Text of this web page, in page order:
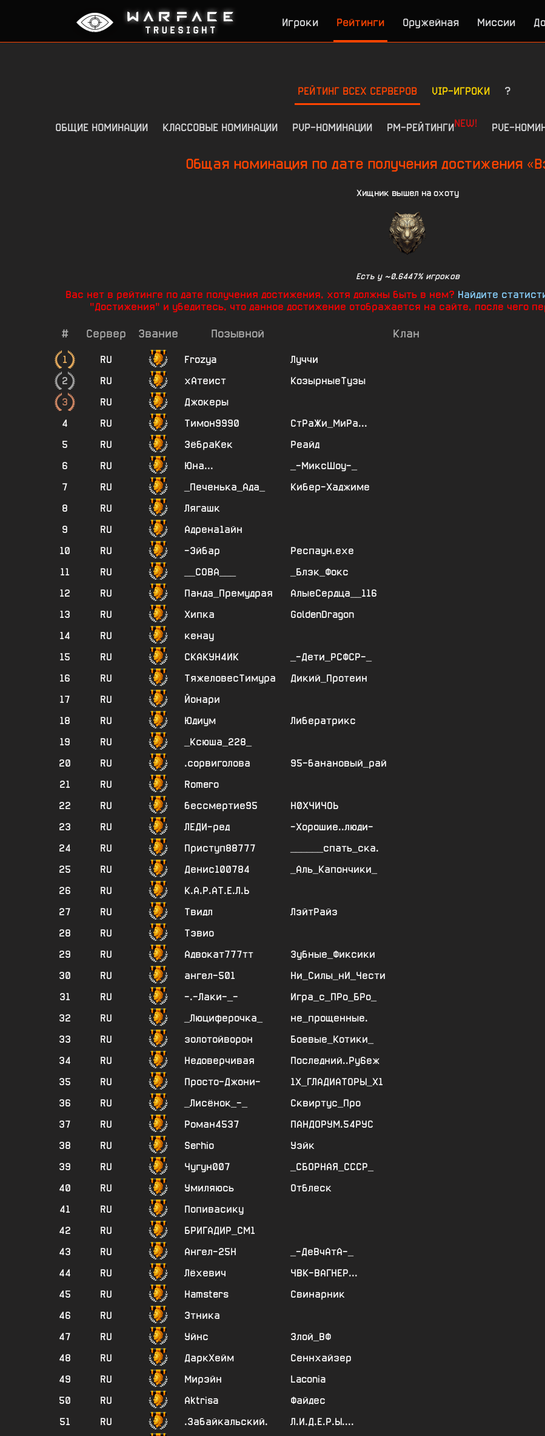
Игроки Рейтинги Оружейная Миссии
РЕЙТИНГ ВСЕХ СЕРВЕРОВ VIP-ИГРОКИ ?
ОБЩИЕ НОМИНАЦИИ КЛАССОВЫЕ НОМИНАЦИИ PVP-НОМИНАЦИИ РМ-РЕЙТИНГИNEW! PVE-
Общая номинация по дате получения достижения
Хищник вышел на охоту
Есть у ~0.6447% игроков
Вас нет в рейтинге по дате получения достижения, хотя должны быть в нем? Найдите
"Достижения" и убедитесь, что данное достижение отображается на сайте, после чего
# Сервер Звание Позывной Клан
1 RU Frozya Луччи
2
RU хАтеист КозырныеТузы
3
RU Джокеры
4
RU Тимон9990 СтРаЖи_МиРа...
5
RU ЗёбраКек Реайд
6
RU Юна... _-МиксШоу-_
7
RU _Печенька_Ада_ Кибер-Хаджиме
8
RU Лягашк
9
RU Адрена1айн
10
RU -Эйбар Респаун.ехе
11
RU __СОВА___ _Блэк_Фокс
12
RU Панда_Премудрая АлыеСердца__116
13
RU Хипка GoldenDragon
14
RU кенау
15
RU СКАКУН4ИК _-Дети_РСФСР-_
16
RU ТяжеловесТимура Дикий_Протеин
17
RU Йонари
18
RU Юдиум Либератрикс
19
RU _Ксюша_228_
20
RU .сорвиголова 95-банановый_рай
21
RU Romero
22
RU бессмертие95 Н0ХЧИЧОЬ
23
RU ЛЕДИ-ред -Хорошие..люди-
24
RU Приступ88777 ______спать_ска.
25
RU Денис100784 _Аль_Капончики_
26
RU К.А.Р.АТ.Е.Л.Ь
27
RU Твидл ЛэйтРайз
28
RU Тэвио
29
RU Адвокат777тт Зубные_Фиксики
30
RU ангел-501 Ни_Силы_нИ_Чести
31
RU -.-Лаки-_- Игра_с_ПРо_БРо_
32
RU _Люциферочка_ не_прощенные.
33
RU золотойворон Боевые_Котики_
34
RU Недоверчивая Последний..Ру6еж
35
RU Просто-Джони- 1Х_ГЛАДИАТОРЫ_Х1
36
RU _Лисёнок_-_ Сквиртус_Про
37
RU Роман4537 ПАНДОРУМ.54РУС
38
RU Serhio Уэйк
39
RU Чугун007 _СБОРНАЯ_СССР_
40
RU Умиляюсь Отблеск
41
RU Попивасику
42
RU БРИГАДИР_СМ1
43
RU Ангел-25Н _-ДеВчАтА-_
44
RU Лёхевич ЧВК-ВАГНЕР...
45
RU Hamsters Свинарник
46
RU Этника
47
RU Уйнс Злой_ВФ
48
RU ДаркХейм Сеннхайзер
49
RU Мирэйн Laconia
50
RU Aktrisa Файдес
51
RU .Забайкальский. Л.И.Д.Е.Р.Ы....